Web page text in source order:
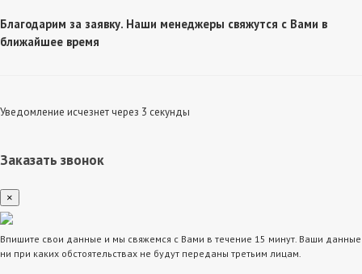
Благодарим за заявку. Наши менеджеры свяжутся с Вами в
ближайшее время
Уведомление исчезнет через 3 секунды
Заказать звонок
×
Впишите свои данные и мы свяжемся с Вами в течение 15 минут. Ваши данные
ни при каких обстоятельствах не будут переданы третьим лицам.